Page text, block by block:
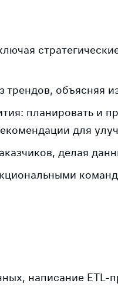
объясняя
планировать и
для
делая
написание ETL-